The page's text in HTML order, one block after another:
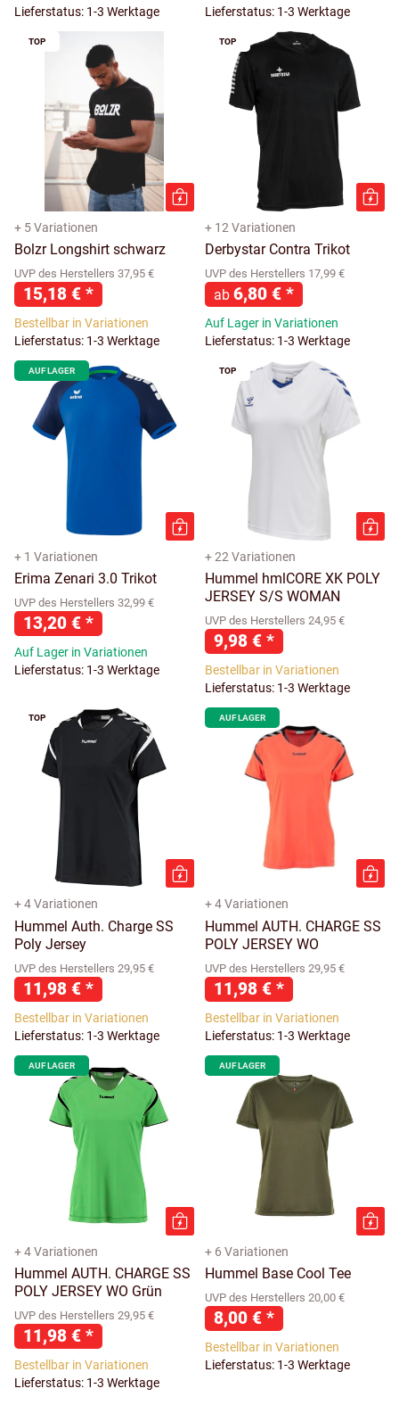
Lieferstatus: 1-3 Werktage
Lieferstatus: 1-3 Werktage
TOP
+ 5 Variationen
Bolzr Longshirt schwarz
UVP des Herstellers 37,95 €
15,18 € *
Bestellbar in Variationen
Lieferstatus: 1-3 Werktage
TOP
+ 12 Variationen
Derbystar Contra Trikot
UVP des Herstellers 17,99 €
ab 6,80 € *
Auf Lager in Variationen
Lieferstatus: 1-3 Werktage
AUF LAGER
+ 1 Variationen
Erima Zenari 3.0 Trikot
UVP des Herstellers 32,99 €
13,20 € *
Auf Lager in Variationen
Lieferstatus: 1-3 Werktage
TOP
+ 22 Variationen
Hummel hmlCORE XK POLY
JERSEY S/S WOMAN
UVP des Herstellers 24,95 €
9,98 € *
Bestellbar in Variationen
Lieferstatus: 1-3 Werktage
TOP
+ 4 Variationen
Hummel Auth. Charge SS
Poly Jersey
UVP des Herstellers 29,95 €
11,98 € *
Bestellbar in Variationen
Lieferstatus: 1-3 Werktage
AUF LAGER
+ 4 Variationen
Hummel AUTH. CHARGE SS
POLY JERSEY WO
UVP des Herstellers 29,95 €
11,98 € *
Bestellbar in Variationen
Lieferstatus: 1-3 Werktage
AUF LAGER
+ 4 Variationen
Hummel AUTH. CHARGE SS
POLY JERSEY WO Grün
UVP des Herstellers 29,95 €
11,98 € *
Bestellbar in Variationen
Lieferstatus: 1-3 Werktage
AUF LAGER
+ 6 Variationen
Hummel Base Cool Tee
UVP des Herstellers 20,00 €
8,00 € *
Bestellbar in Variationen
Lieferstatus: 1-3 Werktage